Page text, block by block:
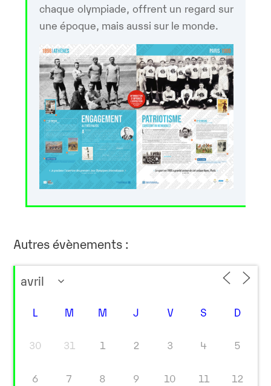
chaque olympiade, offrent un regard sur
une époque, mais aussi sur le monde.
Autres évènements :
L M M J V S D
30 31 1 2 3 4 5
6 7 8 9 10 11 12